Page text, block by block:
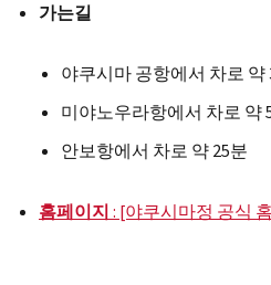
가는길
야쿠시마 공항에서 차로 약
미야노우라항에서 차로 약
안보항에서 차로 약 25분
홈페이지 : [야쿠시마정 공식